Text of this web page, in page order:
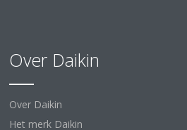
Over Daikin
Over Daikin
Het merk Daikin